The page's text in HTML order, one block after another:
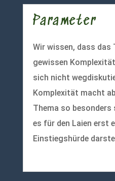
Parameter
Wir wissen, dass das
gewissen
sich nicht
Komplexität macht
Thema so besonders
es für den Laien erst
Einstiegshürde